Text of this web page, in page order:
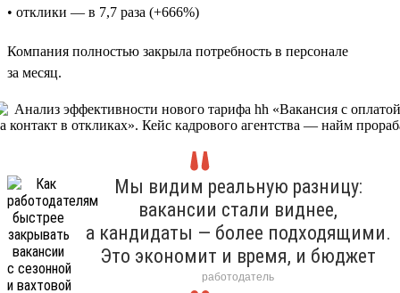
• отклики — в 7,7 раза (+666%)
Компания полностью закрыла потребность в персонале
за месяц.
Мы видим реальную разницу:
вакансии стали виднее,
а кандидаты — более подходящими.
Это экономит и время, и бюджет
работодатель